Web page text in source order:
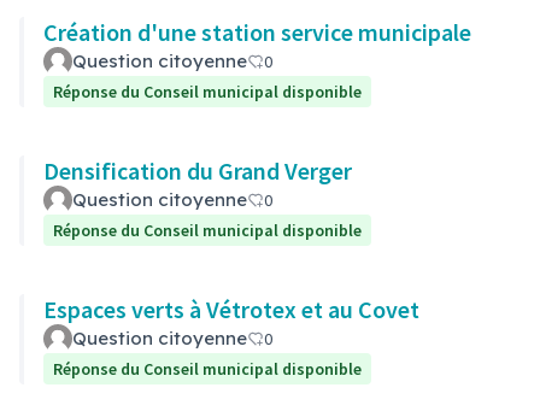
Création d'une station service municipale
Question citoyenne
0
Réponse du Conseil municipal disponible
Densification du Grand Verger
Question citoyenne
0
Réponse du Conseil municipal disponible
Espaces verts à Vétrotex et au Covet
Question citoyenne
0
Réponse du Conseil municipal disponible